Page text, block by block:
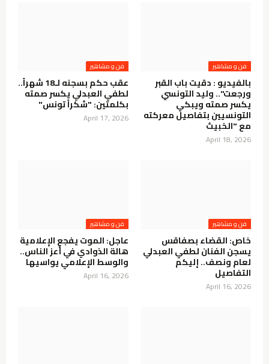
فن و مشاهير
بالفيديو : دقيت باب القبر
ورجعت".. وليد التونسي
يكسر صمته ويبكي
التونسيين بتفاصيل معركته
مع "الخبيث
April 18, 2026
فن و مشاهير
عقب حكم بسجنه لـ18 شهراً..
لطفي العبدلي يكسر صمته
بكلمتين: "شكراً تونس"
April 17, 2026
فن و مشاهير
خاص: القضاء بصفاقس
يسجن الفنان لطفي العبدلي
لعام ونصف.. إليكم
التفاصيل
April 16, 2026
فن و مشاهير
عاجل: الموت يفجع الإعلامية
هالة الذوادي في أعز الناس..
والوسط الإعلامي يواسيها
April 16, 2026